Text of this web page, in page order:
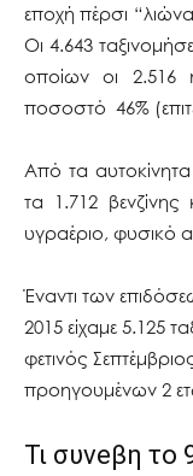
εποχή πέρσι
Οι 4.643
οποίων οι 2.516
ποσοστό 46%
Από τα αυτοκίνητα
τα 1.712
υγραέριο, φυσικό
Έναντι των
2015 είχαμε 5.125
φετινός
προηγουμένων 2
Τι συνeβη το